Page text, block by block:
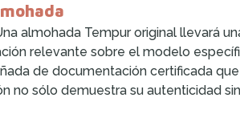
almohada Tempur original llevará
relevante sobre el modelo
de documentación certificada
no sólo demuestra su autenticidad